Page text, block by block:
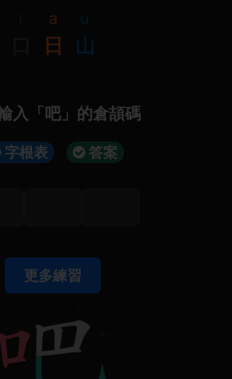
a
日
u
山
入「吧」的倉頡碼
字根表 答案
更多練習